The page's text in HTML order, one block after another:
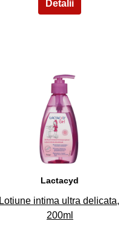
40
Lactacyd
Lotiune intima ultra delicata,
200ml